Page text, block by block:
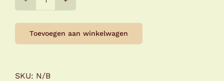
75%
Toevoegen aan winkelwagen
SKU: N/B